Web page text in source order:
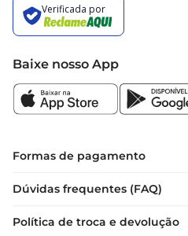
Baixe nosso App
Formas de pagamento
Dúvidas frequentes (FAQ)
Política de troca e devolução